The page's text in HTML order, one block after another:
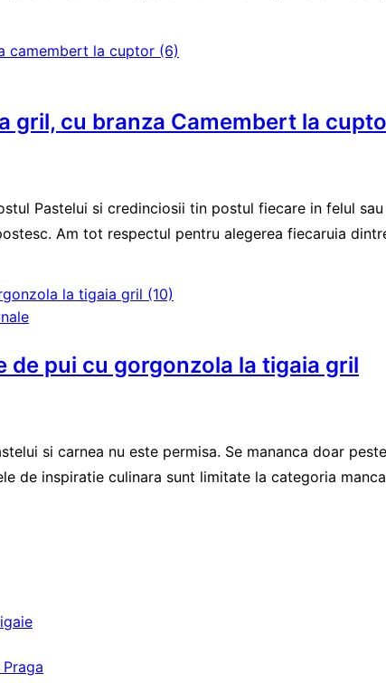
gril, cu branza Camembert la
Pastelui si credinciosii tin postul fiecare in felul
Am tot respectul pentru alegerea fiecaruia
de pui cu gorgonzola la tigaia gril
si carnea nu este permisa. Se mananca doar
de inspiratie culinara sunt limitate la categoria